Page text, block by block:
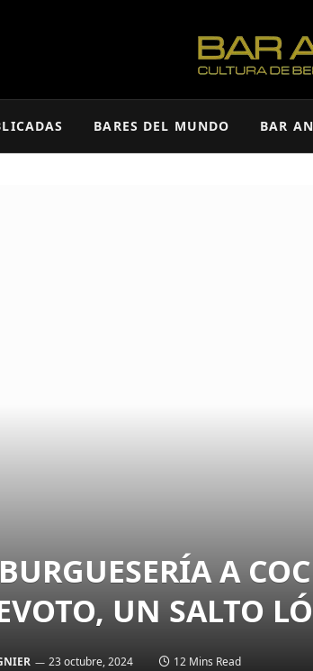
BARES DEL MUNDO BAR
A
UN SALTO
23 octubre, 2024 12 Mins Read